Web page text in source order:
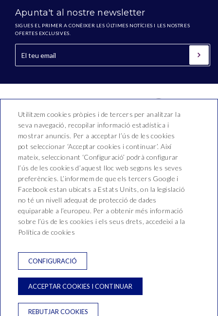
Apunta't al nostre newsletter
SIGUES EL PRIMER A CONÈIXER LES ÚLTIMES NOTÍCIES I LES NOSTRES
OFERTES EXCLUSIVES.
Hotel Bon Repòs
Vallderoure, 17-23
T. 937 690 512
reservas@hotelbonrepos.net
CONDICIONS DE RESERVA
POLÍTICA DE PRIVACITAT
AVÍS LEGAL
POLITICA DE COOKIES
Utilitzem cookies pròpies i de tercers per analitzar la
seva navegació, recopilar informació estadística i
mostrar anuncis. Per a acceptar l’ús de les cookies
pot seleccionar ‘Acceptar cookies i continuar’. Així
mateix, seleccionant ‘Configuració’ podrà configurar
l’ús de les cookies d’aquest lloc web segons les seves
preferències. L’informem de que els tercers Google i
Facebook estan ubicats a Estats Units, on la legislació
no té un nivell adequat de protecció de dades
equiparable a l’europeu. Per a obtenir més informació
sobre l’ús de les cookies i els seus drets, accedeixi a la
Política de cookies
CONFIGURACIÓ
ACCEPTAR COOKIES I CONTINUAR
REBUTJAR COOKIES